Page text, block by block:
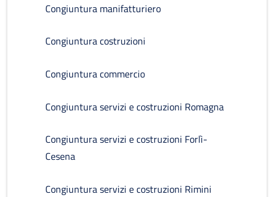
Congiuntura manifatturiero
Congiuntura costruzioni
Congiuntura commercio
Congiuntura servizi e costruzioni Romagna
Congiuntura servizi e costruzioni Forlì-
Cesena
Congiuntura servizi e costruzioni Rimini